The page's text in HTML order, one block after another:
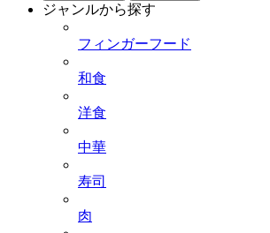
ジャンルから探す
フィンガーフード
和食
洋食
中華
寿司
肉